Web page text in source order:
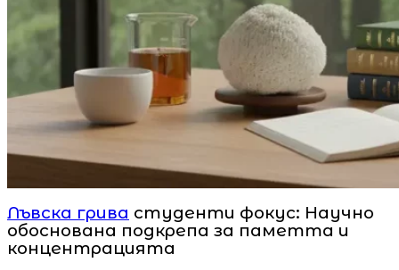
Лъвска грива студенти фокус: Научно
обоснована подкрепа за паметта и
концентрацията